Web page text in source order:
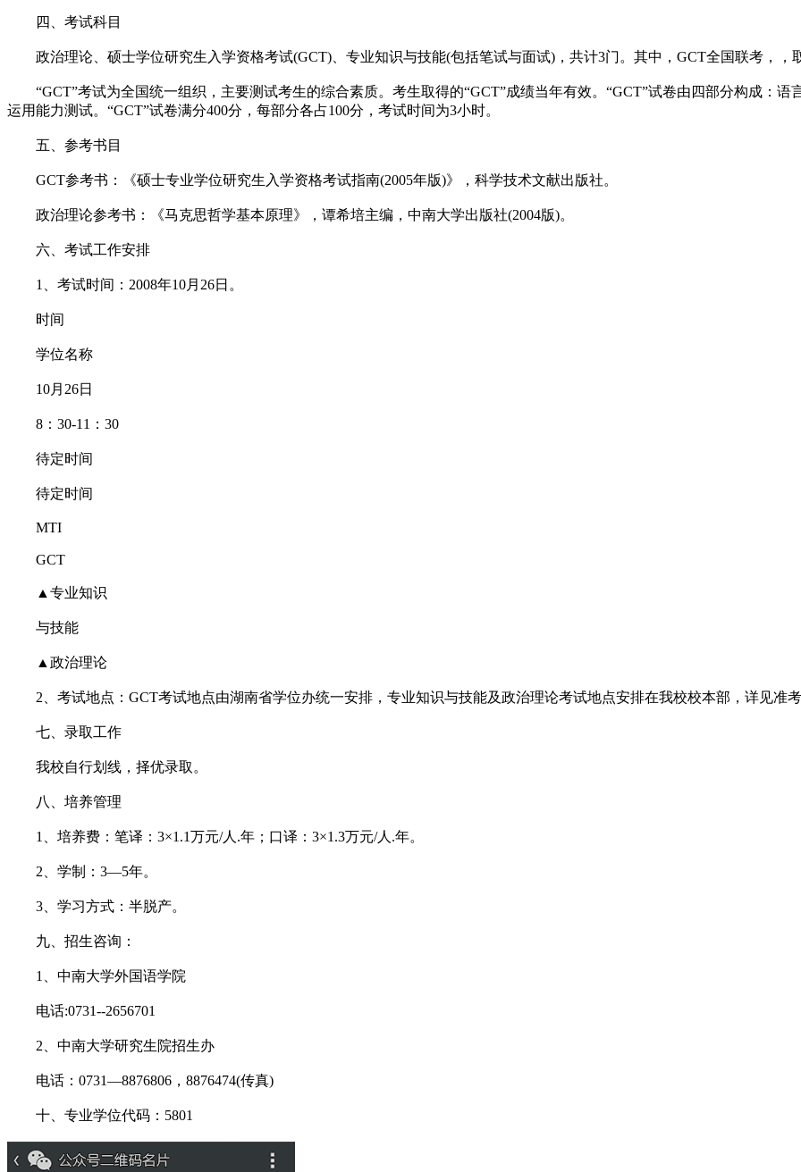
四、考试科目
政治理论、硕士学位研究生入学资格考试(GCT)、专业知识与技能(包括笔试与面试)，共计3门。其中，GCT全国联考，，
“GCT”考试为全国统一组织，主要测试考生的综合素质。考生取得的“GCT”成绩当年有效。“GCT”试卷由四部分构成：语
运用能力测试。“GCT”试卷满分400分，每部分各占100分，考试时间为3小时。
五、参考书目
GCT参考书：《硕士专业学位研究生入学资格考试指南(2005年版)》，科学技术文献出版社。
政治理论参考书：《马克思哲学基本原理》，谭希培主编，中南大学出版社(2004版)。
六、考试工作安排
1、考试时间：2008年10月26日。
时间
学位名称
10月26日
8：30-11：30
待定时间
待定时间
MTI
GCT
▲专业知识
与技能
▲政治理论
2、考试地点：GCT考试地点由湖南省学位办统一安排，专业知识与技能及政治理论考试地点安排在我校校本部，详见准
七、录取工作
我校自行划线，择优录取。
八、培养管理
1、培养费：笔译：3×1.1万元/人.年；口译：3×1.3万元/人.年。
2、学制：3—5年。
3、学习方式：半脱产。
九、招生咨询：
1、中南大学外国语学院
电话:0731--2656701
2、中南大学研究生院招生办
电话：0731—8876806，8876474(传真)
十、专业学位代码：5801